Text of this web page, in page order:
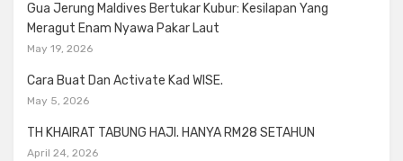
Gua Jerung Maldives Bertukar Kubur: Kesilapan Yang
Meragut Enam Nyawa Pakar Laut
May 19, 2026
Cara Buat Dan Activate Kad WISE.
May 5, 2026
TH KHAIRAT TABUNG HAJI. HANYA RM28 SETAHUN
April 24, 2026